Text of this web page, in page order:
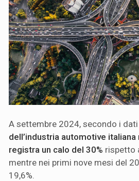
A settembre 2024, secondo i
dell’industria automotive
registra un calo del 30% rispetto
mentre nei primi nove mesi del
19,6%.